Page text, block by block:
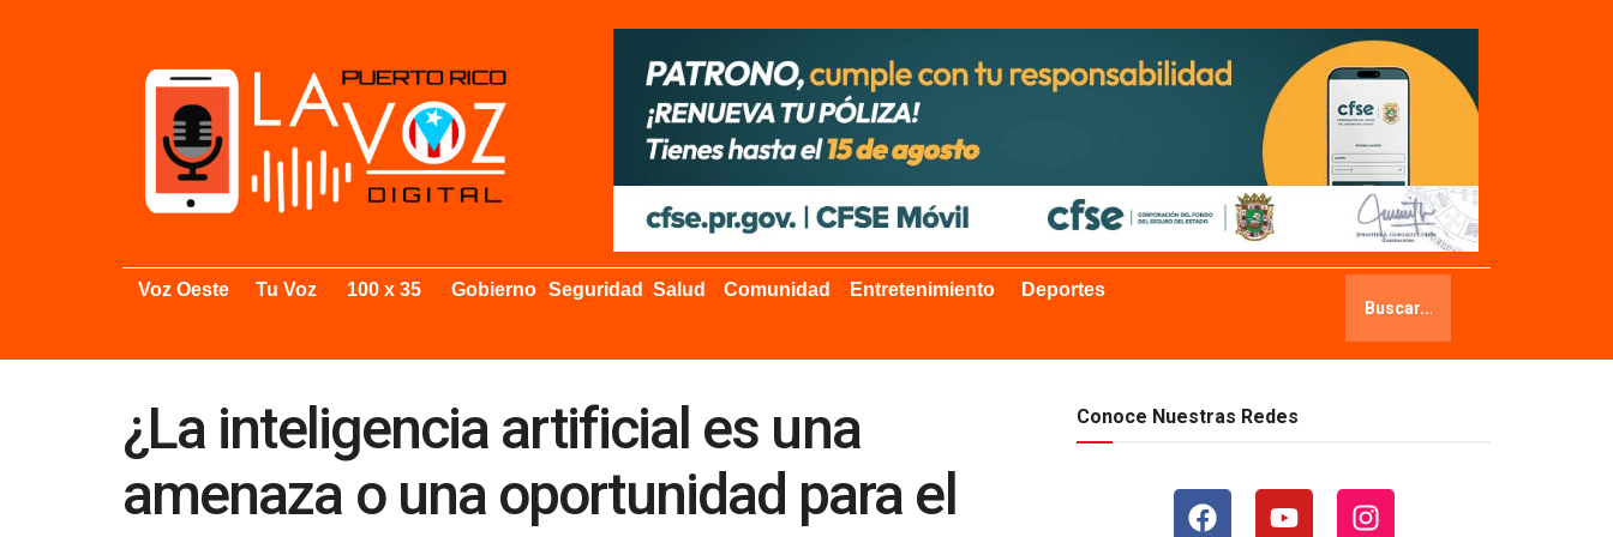
Voz Oeste Tu Voz 100 x 35 Gobierno Seguridad Salud Comunidad Entretenimiento Deportes
¿La inteligencia artificial es una
amenaza o una oportunidad para el
Conoce Nuestras Redes